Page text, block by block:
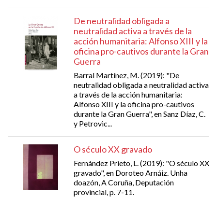
De neutralidad obligada a
neutralidad activa a través de la
acción humanitaria: Alfonso XIII y la
oficina pro-cautivos durante la Gran
Guerra
Barral Martínez, M. (2019): "De
neutralidad obligada a neutralidad activa
a través de la acción humanitaria:
Alfonso XIII y la oficina pro-cautivos
durante la Gran Guerra", en Sanz Díaz, C.
y Petrovic...
O século XX gravado
Fernández Prieto, L. (2019): "O século XX
gravado", en Doroteo Arnáiz. Unha
doazón, A Coruña, Deputación
provincial, p. 7-11.